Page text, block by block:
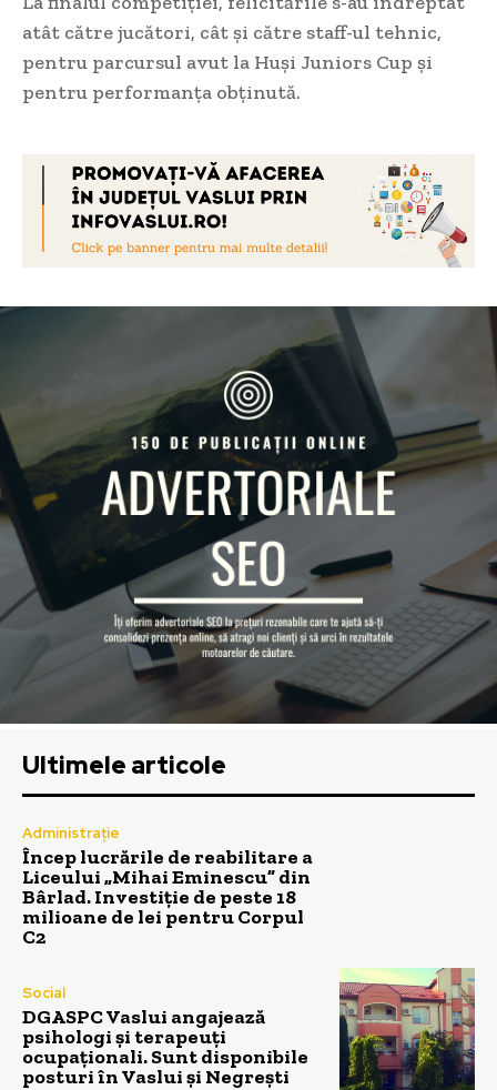
atât către jucători, cât și către staff-ul tehnic,
pentru parcursul avut la Huși Juniors Cup și
pentru performanța obținută.
Ultimele articole
Administrație
Încep lucrările de reabilitare a
Liceului „Mihai Eminescu” din
Bârlad. Investiție de peste 18
milioane de lei pentru Corpul
C2
Social
DGASPC Vaslui angajează
psihologi și terapeuți
ocupaționali. Sunt disponibile
posturi în Vaslui și Negrești